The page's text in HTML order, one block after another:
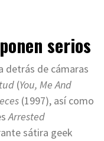
serios
detrás de cámaras
(You, Me And
(1997), así como
Arrested
sátira geek